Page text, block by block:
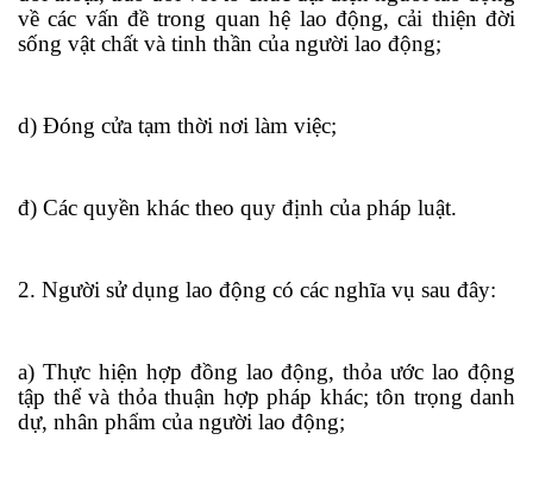
về các vấn đề trong quan hệ lao động, cải thiện đời
sống vật chất và tinh thần của người lao động;
d) Đóng cửa tạm thời nơi làm việc;
đ) Các quyền khác theo quy định của pháp luật.
2. Người sử dụng lao động có các nghĩa vụ sau đây:
a) Thực hiện hợp đồng lao động, thỏa ước lao động
tập thể và thỏa thuận hợp pháp khác; tôn trọng danh
dự, nhân phẩm của người lao động;